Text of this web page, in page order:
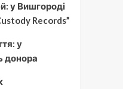
у Вишгороді
Records”
у
донора